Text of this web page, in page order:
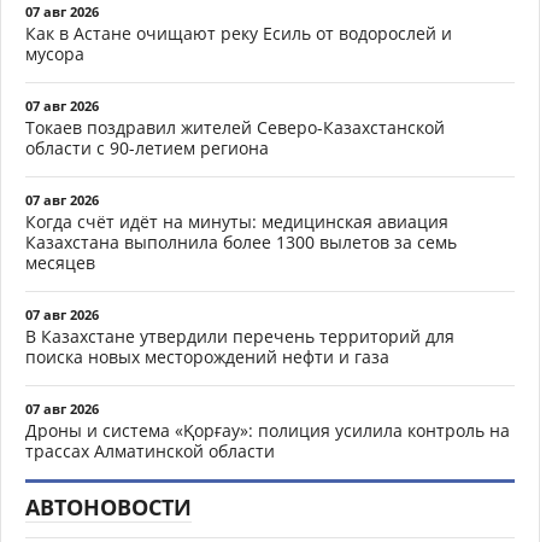
07 авг 2026
Как в Астане очищают реку Есиль от водорослей и
мусора
07 авг 2026
Токаев поздравил жителей Северо-Казахстанской
области с 90-летием региона
07 авг 2026
Когда счёт идёт на минуты: медицинская авиация
Казахстана выполнила более 1300 вылетов за семь
месяцев
07 авг 2026
В Казахстане утвердили перечень территорий для
поиска новых месторождений нефти и газа
07 авг 2026
Дроны и система «Қорғау»: полиция усилила контроль на
трассах Алматинской области
АВТОНОВОСТИ